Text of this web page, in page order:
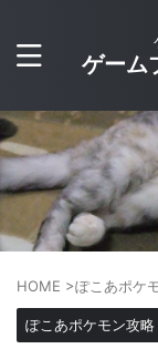
ゲーム
HOME >ぽこあポケ
ぽこあポケモン攻略